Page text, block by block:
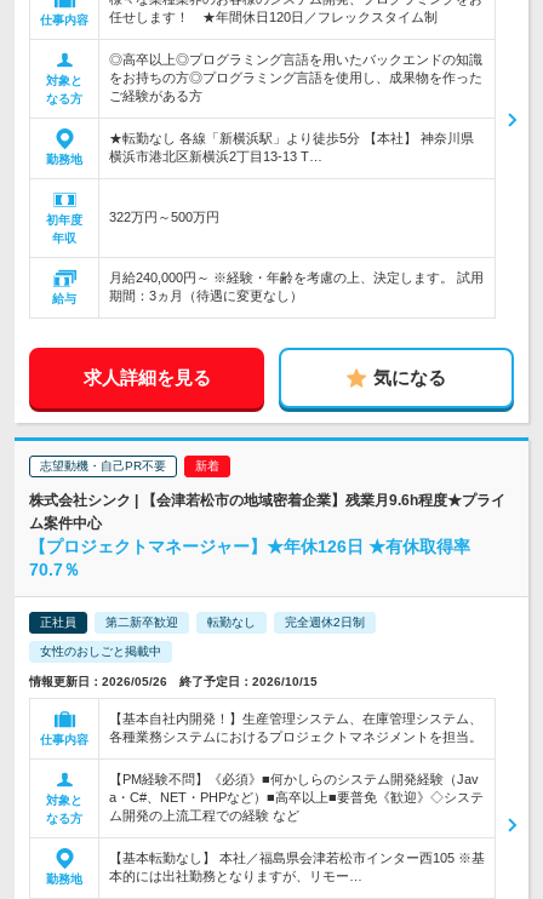
仕事内容
任せします！ ★年間休日120日／フレックスタイム制
対象と
なる方
◎高卒以上◎プログラミング言語を用いたバックエンドの知識
をお持ちの方◎プログラミング言語を使用し、成果物を作った
ご経験がある方
勤務地
★転勤なし 各線「新横浜駅」より徒歩5分 【本社】 神奈川県
横浜市港北区新横浜2丁目13-13 T…
初年度
年収
322万円～500万円
給与
月給240,000円～ ※経験・年齢を考慮の上、決定します。 試用
期間：3ヵ月（待遇に変更なし）
求人詳細を見る 気になる
志望動機・自己PR不要
株式会社シンク | 【会津若松市の地域密着企業】残業月9.6h程度★プライ
ム案件中心
【プロジェクトマネージャー】★年休126日 ★有休取得率
70.7％
正社員 第二新卒歓迎 転勤なし 完全週休2日制
女性のおしごと掲載中
情報更新日：2026/05/26 終了予定日：2026/10/15
仕事内容
【基本自社内開発！】生産管理システム、在庫管理システム、
各種業務システムにおけるプロジェクトマネジメントを担当。
対象と
なる方
【PM経験不問】《必須》■何かしらのシステム開発経験（Jav
a・C#、NET・PHPなど）■高卒以上■要普免《歓迎》◇システ
ム開発の上流工程での経験 など
勤務地
【基本転勤なし】 本社／福島県会津若松市インター西105 ※基
本的には出社勤務となりますが、リモー…